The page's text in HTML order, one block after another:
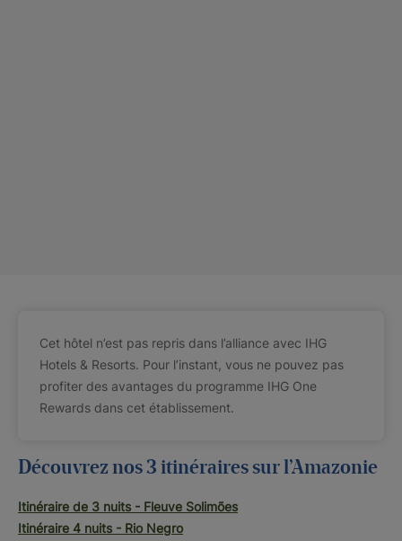
Cet hôtel n’est pas repris dans l’alliance avec IHG
Hotels & Resorts. Pour l’instant, vous ne pouvez pas
profiter des avantages du programme IHG One
Rewards dans cet établissement.
Découvrez nos 3 itinéraires sur l’Amazonie
Itinéraire de 3 nuits - Fleuve Solimões
Itinéraire 4 nuits - Rio Negro